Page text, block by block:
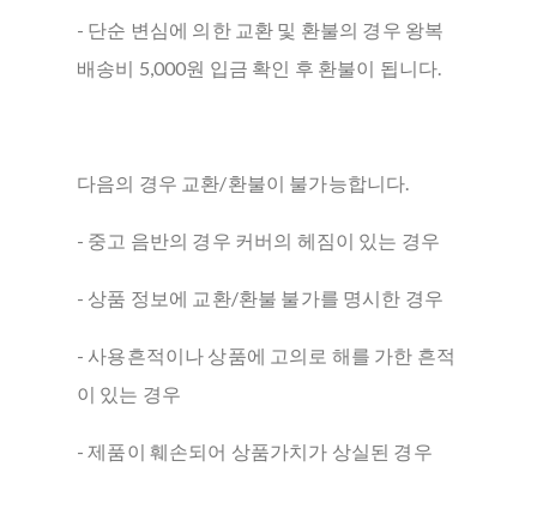
- 단순 변심에 의한 교환 및 환불의 경우 왕복
배송비 5,000원 입금 확인 후 환불이 됩니다.
다음의 경우 교환/환불이 불가능합니다.
- 중고 음반의 경우 커버의 헤짐이 있는 경우
- 상품 정보에 교환/환불 불가를 명시한 경우
- 사용흔적이나 상품에 고의로 해를 가한 흔적
이 있는 경우
- 제품이 훼손되어 상품가치가 상실된 경우